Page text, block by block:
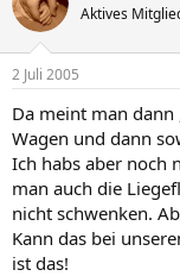
Aktives
2 Juli 2005
Da meint man
Wagen und dann
Ich habs aber noch
man auch die
nicht schwenken.
Kann das bei
ist das!